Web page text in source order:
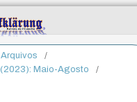
Arquivos
/
(2023): Maio-Agosto
/